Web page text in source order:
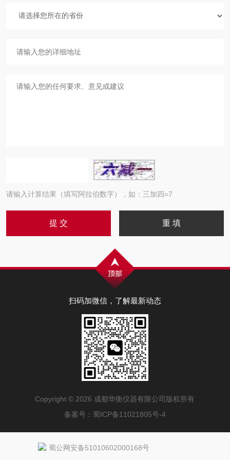
请输入计算结果（填写阿拉伯数字），如：三加四=7
扫码加微信，了解最新动态
Copyright © 2026 成都华衡仪器有限公司版权所有
备案号： 蜀ICP备11021805号-4
蜀公网安备51010602000168号